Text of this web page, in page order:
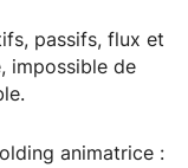
passifs, flux et
impossible de
animatrice :